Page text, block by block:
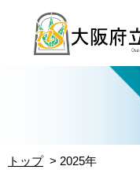
トップ 2025年